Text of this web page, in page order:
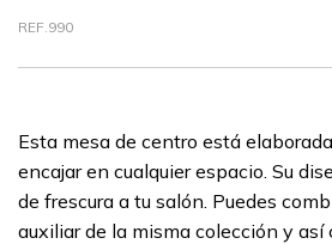
REF.990
Esta mesa de centro está
encajar en cualquier espacio. Su
de frescura a tu salón. Puedes
auxiliar de la misma colección y así